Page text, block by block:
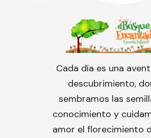
Cada día es una
descubrimiento,
sembramos las
conocimiento y
amor el florecimiento